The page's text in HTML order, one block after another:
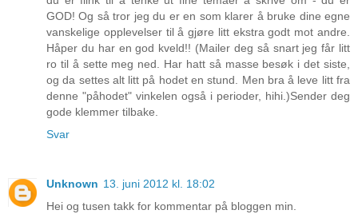
GOD! Og så tror jeg du er en som klarer å bruke dine egne
vanskelige opplevelser til å gjøre litt ekstra godt mot andre.
Håper du har en god kveld!! (Mailer deg så snart jeg får litt
ro til å sette meg ned. Har hatt så masse besøk i det siste,
og da settes alt litt på hodet en stund. Men bra å leve litt fra
denne "påhodet" vinkelen også i perioder, hihi.)Sender deg
gode klemmer tilbake.
Svar
Unknown 13. juni 2012 kl. 18:02
Hei og tusen takk for kommentar på bloggen min.